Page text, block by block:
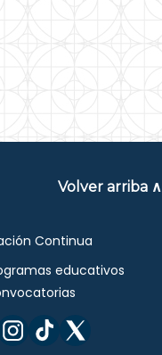
Volver arriba ∧
Continua
educativos